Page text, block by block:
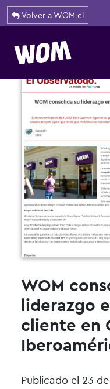
Volver a WOM.cl
Navegación
WOM
liderazgo
cliente en
Publicado el 23